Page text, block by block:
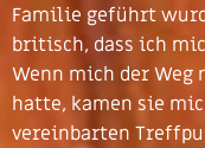
Familie geführt
britisch, dass ich
Wenn mich der
hatte, kamen sie
vereinbarten